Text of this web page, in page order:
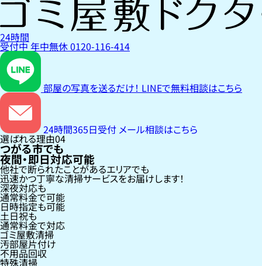
24時間
受付中年中無休0120-116-414
部屋の写真を送るだけ！ LINEで無料相談はこちら
24時間365日受付 メール相談はこちら
選ばれる理由04
つがる市でも
夜間・即日対応可能
他社で断られたことがあるエリアでも
迅速かつ丁寧な清掃サービスをお届けします！
深夜対応も
通常料金で可能
日時指定も可能
土日祝も
通常料金で対応
ゴミ屋敷清掃
汚部屋片付け
不用品回収
特殊清掃